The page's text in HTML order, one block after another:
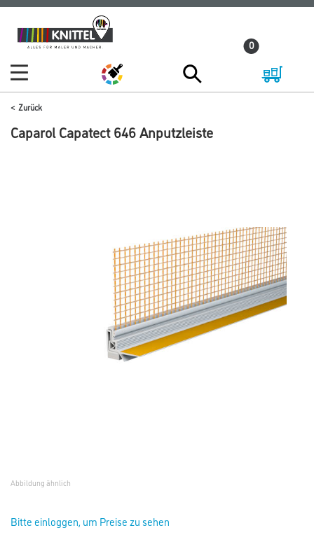
Zum
Inhalt
Zum
Navigationsmenü
0
Zurück
Caparol Capatect 646 Anputzleiste
Abbildung ähnlich
Bitte einloggen, um Preise zu sehen